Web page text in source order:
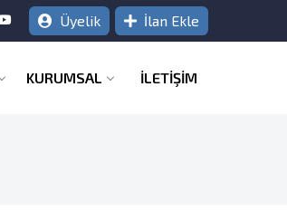
Üyelik İlan Ekle
KURUMSAL İLETİŞİM